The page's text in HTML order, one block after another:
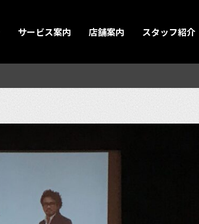
サービス案内 店舗案内 スタッフ紹介